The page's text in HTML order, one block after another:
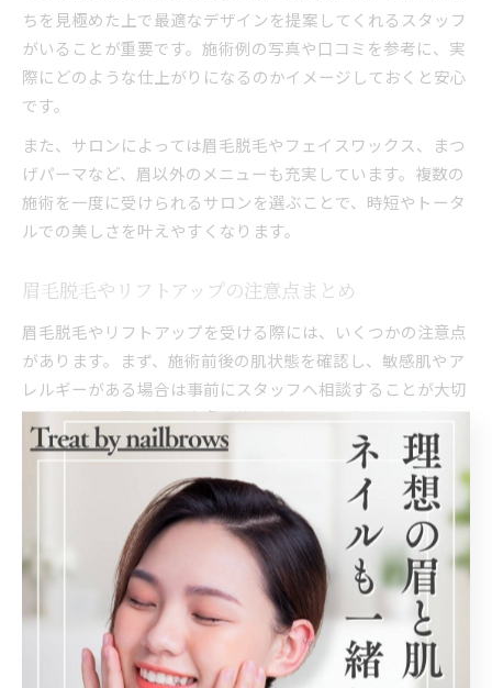
ちを見極めた上で最適なデザインを提案してくれるスタッフ
がいることが重要です。施術例の写真や口コミを参考に、実
際にどのような仕上がりになるのかイメージしておくと安心
です。
また、サロンによっては眉毛脱毛やフェイスワックス、まつ
げパーマなど、眉以外のメニューも充実しています。複数の
施術を一度に受けられるサロンを選ぶことで、時短やトータ
ルでの美しさを叶えやすくなります。
眉毛脱毛やリフトアップの注意点まとめ
眉毛脱毛やリフトアップを受ける際には、いくつかの注意点
があります。まず、施術前後の肌状態を確認し、敏感肌やア
レルギーがある場合は事前にスタッフへ相談することが大切
です。特に、眉周りは皮膚が薄くデリケートなため、赤みや
かゆみが出るリスクも考慮しましょう。
施術後は、日焼けや強い摩擦を避け、保湿ケアを徹底するこ
とで、肌トラブルの予防につながります。施術直後はメイク
を控え、必要に応じてサロン推奨のアフターケア商品を利用
すると安心です。万一、かゆみや腫れが長引く場合は、早め
に医療機関へ相談しましょう。
また、脱毛やリフトアップの効果は個人差があり、数週間か
ら1ヶ月程度でメンテナンスが必要になることもあります。